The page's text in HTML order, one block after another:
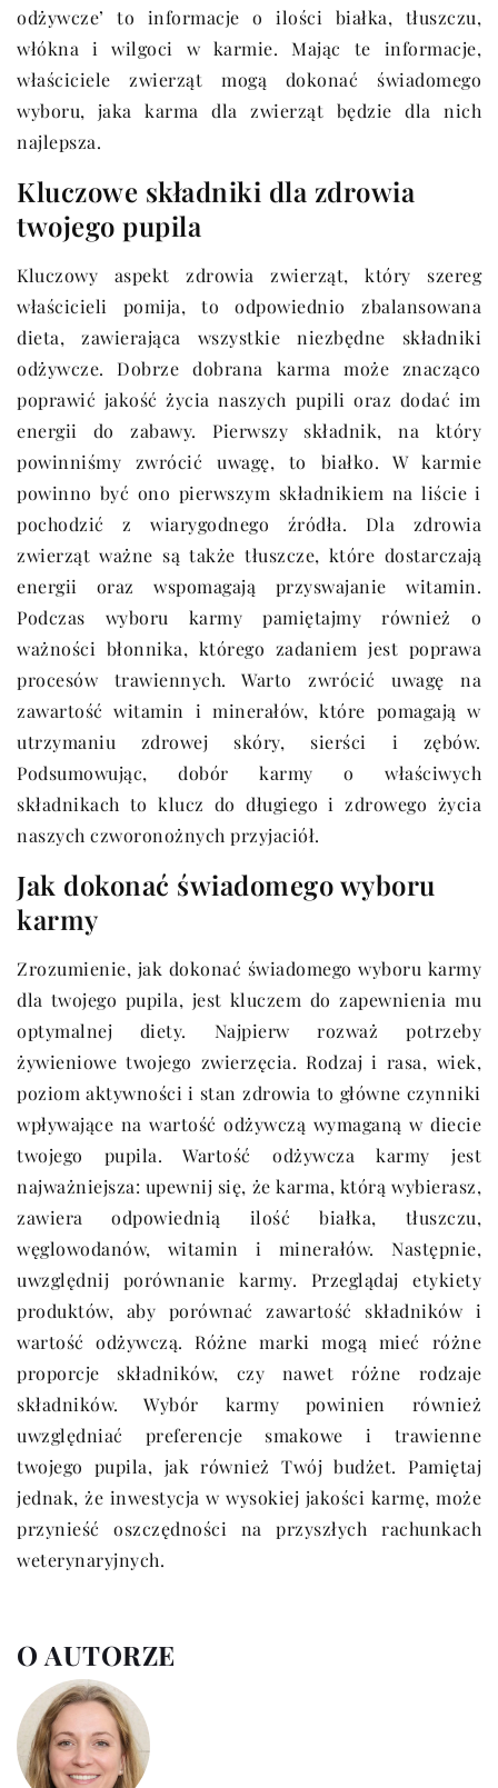
odżywcze’ to informacje o ilości białka, tłuszczu,
włókna i wilgoci w karmie. Mając te informacje,
właściciele zwierząt mogą dokonać świadomego
wyboru, jaka karma dla zwierząt będzie dla nich
najlepsza.
Kluczowe składniki dla zdrowia
twojego pupila
Kluczowy aspekt zdrowia zwierząt, który szereg
właścicieli pomija, to odpowiednio zbalansowana
dieta, zawierająca wszystkie niezbędne składniki
odżywcze. Dobrze dobrana karma może znacząco
poprawić jakość życia naszych pupili oraz dodać im
energii do zabawy. Pierwszy składnik, na który
powinniśmy zwrócić uwagę, to białko. W karmie
powinno być ono pierwszym składnikiem na liście i
pochodzić z wiarygodnego źródła. Dla zdrowia
zwierząt ważne są także tłuszcze, które dostarczają
energii oraz wspomagają przyswajanie witamin.
Podczas wyboru karmy pamiętajmy również o
ważności błonnika, którego zadaniem jest poprawa
procesów trawiennych. Warto zwrócić uwagę na
zawartość witamin i minerałów, które pomagają w
utrzymaniu zdrowej skóry, sierści i zębów.
Podsumowując, dobór karmy o właściwych
składnikach to klucz do długiego i zdrowego życia
naszych czworonożnych przyjaciół.
Jak dokonać świadomego wyboru
karmy
Zrozumienie, jak dokonać świadomego wyboru karmy
dla twojego pupila, jest kluczem do zapewnienia mu
optymalnej diety. Najpierw rozważ potrzeby
żywieniowe twojego zwierzęcia. Rodzaj i rasa, wiek,
poziom aktywności i stan zdrowia to główne czynniki
wpływające na wartość odżywczą wymaganą w diecie
twojego pupila. Wartość odżywcza karmy jest
najważniejsza: upewnij się, że karma, którą wybierasz,
zawiera odpowiednią ilość białka, tłuszczu,
węglowodanów, witamin i minerałów. Następnie,
uwzględnij porównanie karmy. Przeglądaj etykiety
produktów, aby porównać zawartość składników i
wartość odżywczą. Różne marki mogą mieć różne
proporcje składników, czy nawet różne rodzaje
składników. Wybór karmy powinien również
uwzględniać preferencje smakowe i trawienne
twojego pupila, jak również Twój budżet. Pamiętaj
jednak, że inwestycja w wysokiej jakości karmę, może
przynieść oszczędności na przyszłych rachunkach
weterynaryjnych.
O AUTORZE